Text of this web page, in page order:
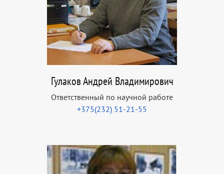
Гулаков Андрей Владимирович
Ответственный по научной работе
+375(232) 51-21-55